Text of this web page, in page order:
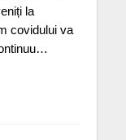
la
covidului va